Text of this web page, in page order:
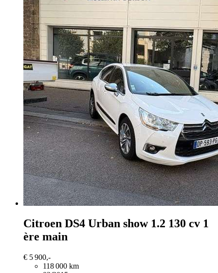
Citroen DS4 Urban show 1.2 130 cv 1
ère main
€ 5 900,-
118 000 km